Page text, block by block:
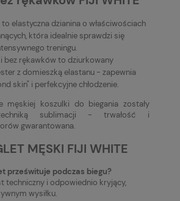
elastyczna dzianina o właściwościach
która idealnie sprawdzi się
treningu.
bez rękawków to dziurkowany
z domieszką elastanu - zapewnia
skin" i perfekcyjne chłodzenie.
męskiej koszulki do biegania zostały
techniką sublimacji - trwałość i
gwarantowana.
MĘSKI FIJI WHITE
prześwituje podczas biegu?
techniczny i odpowiednio kryjący,
wysiłku.